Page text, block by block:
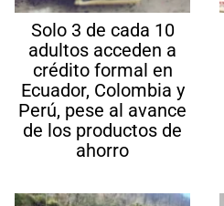
Solo 3 de cada 10
adultos acceden a
crédito formal en
Ecuador, Colombia y
Perú, pese al avance
de los productos de
ahorro